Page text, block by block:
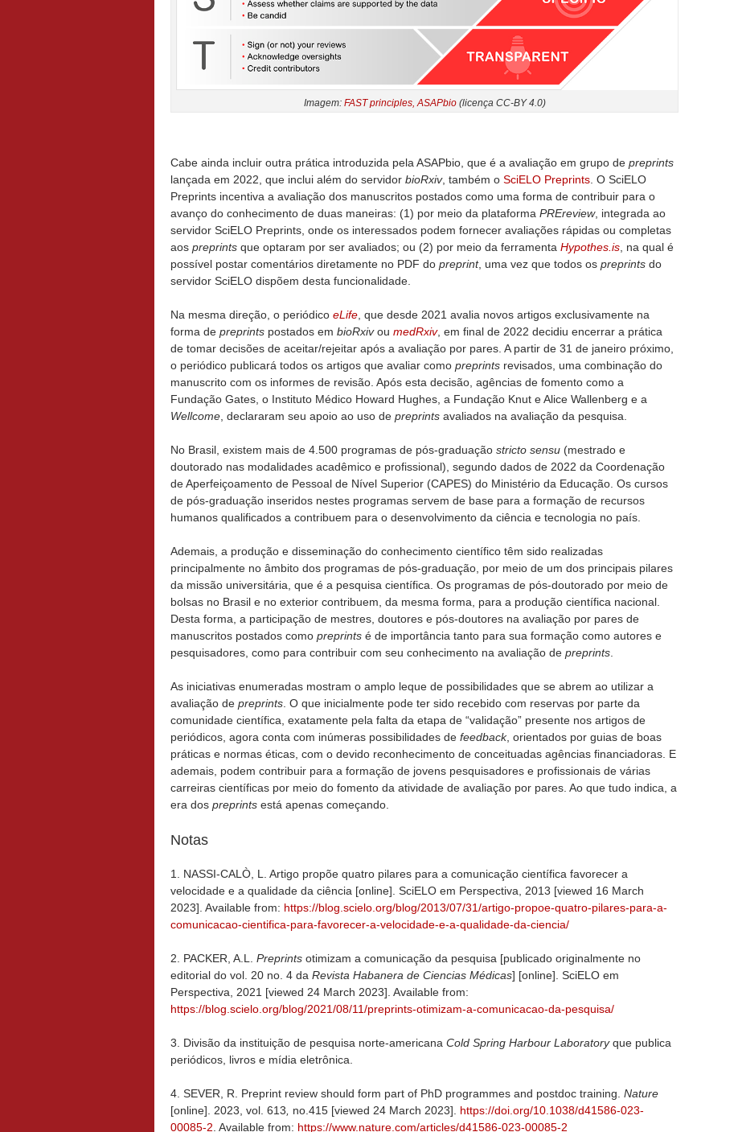
Imagem: FAST principles, ASAPbio(licença CC-BY 4.0)
Cabe ainda incluir outra prática introduzida pela ASAPbio, que é a avaliação em grupo de preprints
lançada em 2022, que inclui além do servidor bioRxiv, também o SciELO Preprints. O SciELO
Preprints incentiva a avaliação dos manuscritos postados como uma forma de contribuir para o
avanço do conhecimento de duas maneiras: (1) por meio da plataforma PREreview, integrada ao
servidor SciELO Preprints, onde os interessados podem fornecer avaliações rápidas ou completas
aos preprints que optaram por ser avaliados; ou (2) por meio da ferramenta Hypothes.is, na qual é
possível postar comentários diretamente no PDF do preprint, uma vez que todos os preprints do
servidor SciELO dispõem desta funcionalidade.
Na mesma direção, o periódico eLife, que desde 2021 avalia novos artigos exclusivamente na
forma de preprints postados em bioRxivou medRxiv, em final de 2022 decidiu encerrar a prática
de tomar decisões de aceitar/rejeitar após a avaliação por pares. A partir de 31 de janeiro próximo,
o periódico publicará todos os artigos que avaliar como preprints revisados, uma combinação do
manuscrito com os informes de revisão. Após esta decisão, agências de fomento como a
Fundação Gates, o Instituto Médico Howard Hughes, a Fundação Knut e Alice Wallenberg e a
Wellcome, declararam seu apoio ao uso de preprints avaliados na avaliação da pesquisa.
No Brasil, existem mais de 4.500 programas de pós-graduação stricto sensu (mestrado e
doutorado nas modalidades acadêmico e profissional), segundo dados de 2022 da Coordenação
de Aperfeiçoamento de Pessoal de Nível Superior (CAPES) do Ministério da Educação. Os cursos
de pós-graduação inseridos nestes programas servem de base para a formação de recursos
humanos qualificados a contribuem para o desenvolvimento da ciência e tecnologia no país.
Ademais, a produção e disseminação do conhecimento científico têm sido realizadas
principalmente no âmbito dos programas de pós-graduação, por meio de um dos principais pilares
da missão universitária, que é a pesquisa científica. Os programas de pós-doutorado por meio de
bolsas no Brasil e no exterior contribuem, da mesma forma, para a produção científica nacional.
Desta forma, a participação de mestres, doutores e pós-doutores na avaliação por pares de
manuscritos postados como preprints é de importância tanto para sua formação como autores e
pesquisadores, como para contribuir com seu conhecimento na avaliação de preprints.
As iniciativas enumeradas mostram o amplo leque de possibilidades que se abrem ao utilizar a
avaliação de preprints. O que inicialmente pode ter sido recebido com reservas por parte da
comunidade científica, exatamente pela falta da etapa de “validação” presente nos artigos de
periódicos, agora conta com inúmeras possibilidades de feedback, orientados por guias de boas
práticas e normas éticas, com o devido reconhecimento de conceituadas agências financiadoras. E
ademais, podem contribuir para a formação de jovens pesquisadores e profissionais de várias
carreiras científicas por meio do fomento da atividade de avaliação por pares. Ao que tudo indica, a
era dos preprints está apenas começando.
Notas
1. NASSI-CALÒ, L. Artigo propõe quatro pilares para a comunicação científica favorecer a
velocidade e a qualidade da ciência [online]. SciELO em Perspectiva, 2013 [viewed 16 March
2023]. Available from: https://blog.scielo.org/blog/2013/07/31/artigo-propoe-quatro-pilares-para-a-
comunicacao-cientifica-para-favorecer-a-velocidade-e-a-qualidade-da-ciencia/
2. PACKER, A.L. Preprints otimizam a comunicação da pesquisa [publicado originalmente no
editorial do vol. 20 no. 4 da Revista Habanera de Ciencias Médicas] [online]. SciELO em
Perspectiva, 2021 [viewed 24 March 2023]. Available from:
https://blog.scielo.org/blog/2021/08/11/preprints-otimizam-a-comunicacao-da-pesquisa/
3. Divisão da instituição de pesquisa norte-americana Cold Spring Harbour Laboratoryque publica
periódicos, livros e mídia eletrônica.
4. SEVER, R. Preprint review should form part of PhD programmes and postdoc training. Nature
[online]. 2023, vol. 613, no.415 [viewed 24 March 2023]. https://doi.org/10.1038/d41586-023-
00085-2. Available from: https://www.nature.com/articles/d41586-023-00085-2